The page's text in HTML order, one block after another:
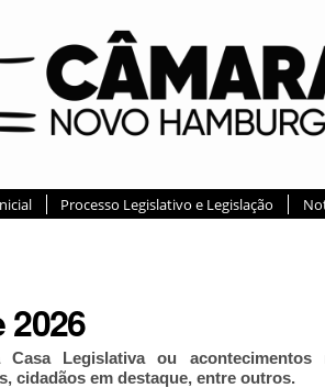
Processo Legislativo e Legislação
Legislativa ou acontecimentos
cidadãos em destaque, entre outros.